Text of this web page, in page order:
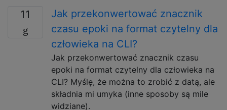
11
Jak przekonwertować znacznik
czasu epoki na format czytelny dla
człowieka na CLI?
Jak przekonwertować znacznik czasu
epoki na format czytelny dla człowieka na
CLI? Myślę, że można to zrobić z datą, ale
składnia mi umyka (inne sposoby są mile
widziane).